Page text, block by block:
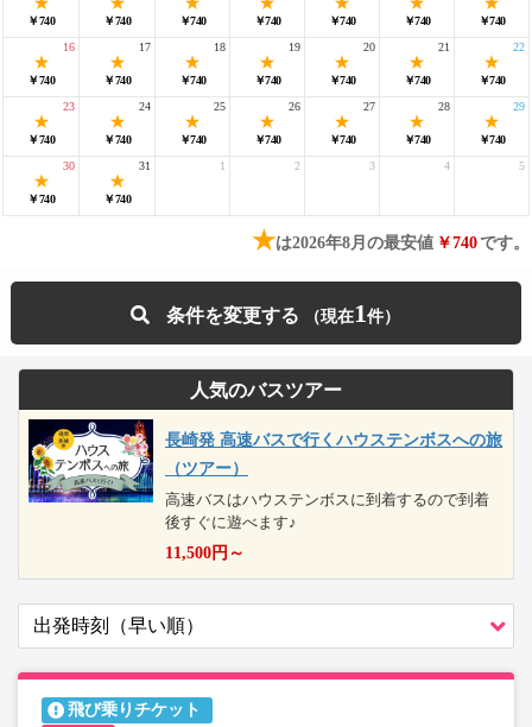
￥740 ￥740 ￥740 ￥740 ￥740 ￥740 ￥740
￥740
16
￥740
17
￥740
18
￥740
19
￥740
20
￥740
21
￥740
22
￥740
23
￥740
24
￥740
25
￥740
26
￥740
27
￥740
28
￥740
29
￥740
30
￥740
31 1 2 3 4 5
★は2026年8月の最安値 ￥740です。
条件を変更する 1
人気のバスツアー
長崎発 高速バスで行くハウステンボスへの旅
（ツアー）
高速バスはハウステンボスに到着するので到着
後すぐに遊べます♪
11,500 円～
飛び乗りチケット